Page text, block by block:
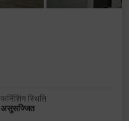
फर्निशिंग स्थिति
असुसज्जित